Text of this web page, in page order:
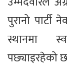
पुरानो
स्थानमा
पछ्याइरहेको